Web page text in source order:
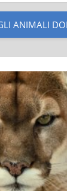
ANIMALI